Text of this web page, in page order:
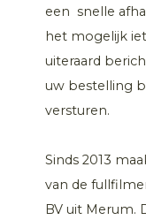
een snelle
het mogelijk
uiteraard
uw bestelling
versturen.
Sinds 2013
van de
BV uit Merum.